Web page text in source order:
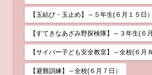
【玉結び・玉止め】～５年生(６月１５日）
【すてきなあざみ野探検隊】～３年生(６
【サイバー子ども安全教室】～全校(６月
【避難訓練】～全校(６月７日）